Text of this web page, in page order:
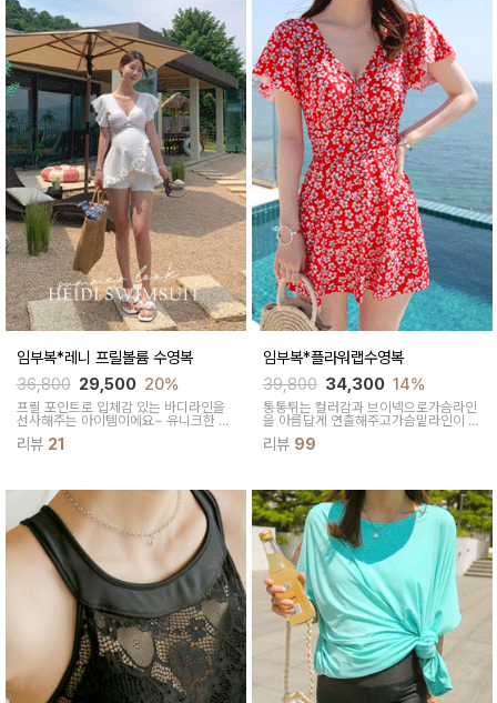
임부복*레니 프릴볼륨 수영복
36,800 29,500 20%
프릴 포인트로 입체감 있는 바디라인을
선사해주는 아이템이에요~ 유니크한 랩
디자인의 스커트와 프릴포인트로 하체를
커버해줘요 바지가 세트로 구성되어있어
리뷰 21
임부복*플라워랩수영복
39,800 34,300 14%
통통튀는 컬러감과 브이넥으로가슴라인
을 아름답게 연출해주고가슴밑라인이 잡
혀 날씬해보여요~
리뷰 99